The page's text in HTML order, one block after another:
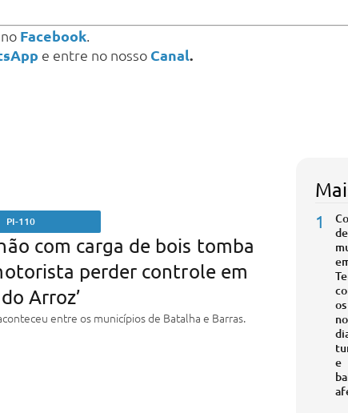
Facebook.
e entre no nosso Canal.
PI-110
com carga de bois tomba
perder controle em
Arroz’
entre os municípios de Batalha e Barras.
1
os
e